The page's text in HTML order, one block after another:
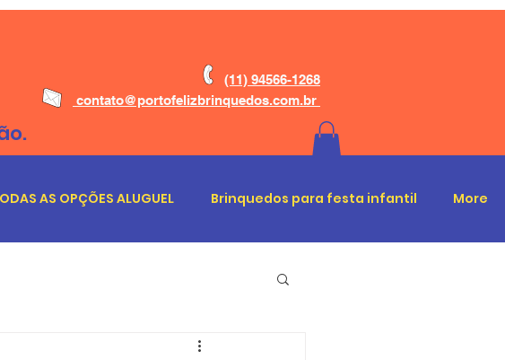
(11) 94566-1268
contato@portofelizbrinquedos.com.br
AS OPÇÕES ALUGUEL Brinquedos para festa infantil More